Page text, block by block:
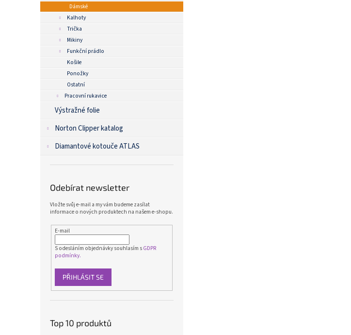
Dámské
Kalhoty
Trička
Mikiny
Funkční prádlo
Košile
Ponožky
Ostatní
Pracovní rukavice
Výstražné folie
Norton Clipper katalog
Diamantové kotouče ATLAS
Odebírat newsletter
Vložte svůj e-mail a my vám budeme zasílat
informace o nových produktech na našem e-shopu.
E-mail
S odesláním objednávky souhlasím sGDPR
podmínky.
PŘIHLÁSIT SE
Top 10 produktů